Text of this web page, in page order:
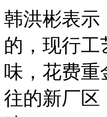
韩洪彬表示
的，现行工
味，花费重
往的新厂区